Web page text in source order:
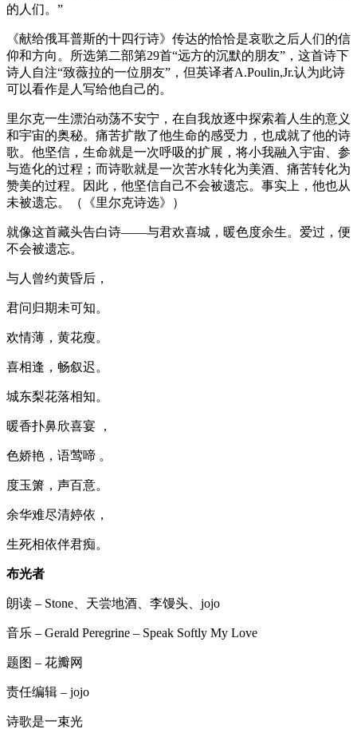
的人们。”
《献给俄耳普斯的十四行诗》传达的恰恰是哀歌之后人们的信
仰和方向。所选第二部第29首“远方的沉默的朋友”，这首诗下
诗人自注“致薇拉的一位朋友”，但英译者A.Poulin,Jr.认为此诗
可以看作是人写给他自己的。
里尔克一生漂泊动荡不安宁，在自我放逐中探索着人生的意义
和宇宙的奥秘。痛苦扩散了他生命的感受力，也成就了他的诗
歌。他坚信，生命就是一次呼吸的扩展，将小我融入宇宙、参
与造化的过程；而诗歌就是一次苦水转化为美酒、痛苦转化为
赞美的过程。因此，他坚信自己不会被遗忘。事实上，他也从
未被遗忘。（《里尔克诗选》）
就像这首藏头告白诗——与君欢喜城，暖色度余生。爱过，便
不会被遗忘。
与人曾约黄昏后，
君问归期未可知。
欢情薄，黄花瘦。
喜相逢，畅叙迟。
城东梨花落相知。
暖香扑鼻欣喜宴 ，
色娇艳，语莺啼 。
度玉箫，声百意。
余华难尽清婷依，
生死相依伴君痴。
布光者
朗读 – Stone、天尝地酒、李馒头、jojo
音乐 – Gerald Peregrine – Speak Softly My Love
题图 – 花瓣网
责任编辑 – jojo
诗歌是一束光